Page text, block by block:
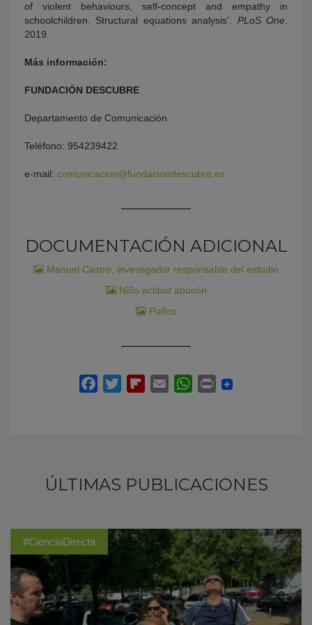
of violent behaviours, self-concept and empathy in
schoolchildren. Structural equations analysis’. PLoS One.
2019.
Más información:
FUNDACIÓN DESCUBRE
Departamento de Comunicación
Teléfono: 954239422
e-mail: comunicacion@fundaciondescubre.es
DOCUMENTACIÓN ADICIONAL
Manuel Castro, investigador responsable del estudio
Niño actitud abusón
Puños
ÚLTIMAS PUBLICACIONES
#CienciaDirecta